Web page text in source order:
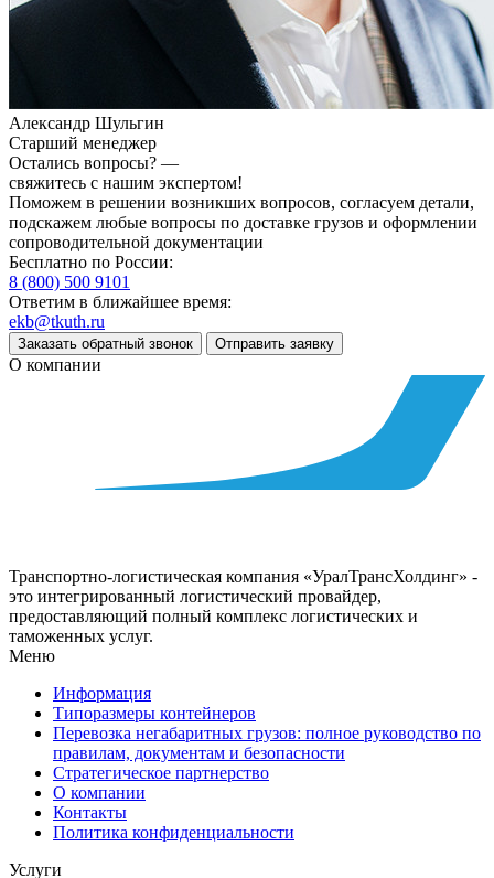
Александр Шульгин
Старший менеджер
Остались вопросы? —
свяжитесь с нашим экспертом!
Поможем в решении возникших вопросов, согласуем детали,
подскажем любые вопросы по доставке грузов и оформлении
сопроводительной документации
Бесплатно по России:
8 (800) 500 9101
Ответим в ближайшее время:
ekb@tkuth.ru
Заказать обратный звонок Отправить заявку
О компании
Транспортно-логистическая компания «УралТрансХолдинг» -
это интегрированный логистический провайдер,
предоставляющий полный комплекс логистических и
таможенных услуг.
Меню
Информация
Типоразмеры контейнеров
Перевозка негабаритных грузов: полное руководство по
правилам, документам и безопасности
Стратегическое партнерство
О компании
Контакты
Политика конфиденциальности
Услуги